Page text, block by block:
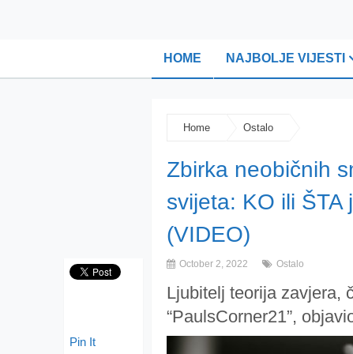
HOME NAJBOLJE VIJESTI
Home Ostalo
Zbirka neobičnih
svijeta: KO ili
(VIDEO)
October 2, 2022 Ostalo
Ljubitelj teorija zavjera,
“PaulsCorner21”,
Pin It